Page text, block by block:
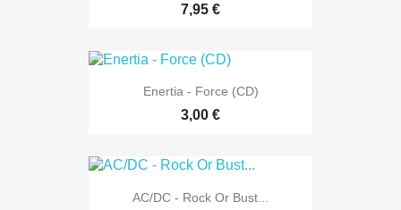
7,95 €
Enertia - Force (CD)
3,00 €
AC/DC - Rock Or Bust...